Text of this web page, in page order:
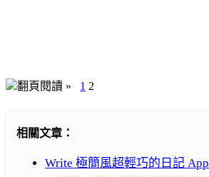
翻頁閱讀 » 1 2
相關文章：
Write 極簡風超輕巧的日記 App